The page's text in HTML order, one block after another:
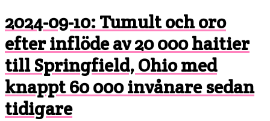
2024-09-10: Tumult och oro
efter inflöde av 20 000 haitier
till Springfield, Ohio med
knappt 60 000 invånare sedan
tidigare